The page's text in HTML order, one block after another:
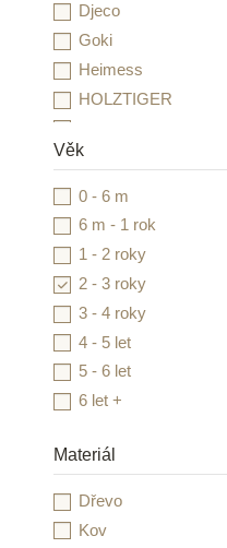
Djeco
Goki
Heimess
HOLZTIGER
Janod
JIRI MODELS a.s.
Learning Resources
Little Dutch
MontessoriHracky.cz
Moulin Roty
Moyo Montessori
MyMoo
Nienhuis Montessori
PlanToys
Safari Ltd.
Small Foot
Svojtka & CO
Věk
0 - 6 m
6 m - 1 rok
1 - 2 roky
2 - 3 roky
3 - 4 roky
4 - 5 let
5 - 6 let
6 let +
Materiál
Dřevo
Kov